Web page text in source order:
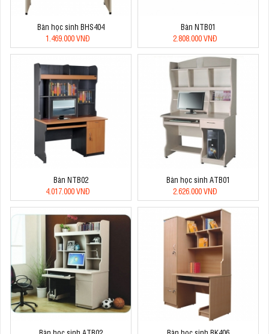
Bàn học sinh BHS404
1.469.000 VNĐ
Bàn NTB01
2.808.000 VNĐ
Bàn NTB02
4.017.000 VNĐ
Bàn học sinh ATB01
2.626.000 VNĐ